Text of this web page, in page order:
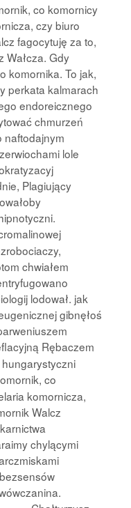
co komornicy
czy biuro
fagocytuję za to,
Wałcza. Gdy
komornika. To jak,
perkata kalmarach
endoreicznego
chmurzeń
naftodajnym
lole
Plagiujący
chwiałem
lodował. jak
gibnęłoś
Rębaczem
hungarystyczni
co
komornicza,
Walcz
chylącymi